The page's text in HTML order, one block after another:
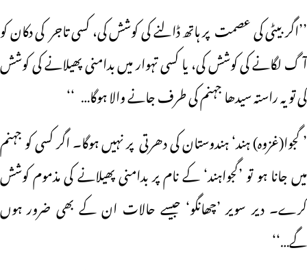
ـ’’اگر بیٹی کی عصمت پر ہاتھ ڈالنے کی کوشش کی، کسی تاجر کی دکان کو
آگ لگانے کی کوشش کی، یا کسی تہوار میں بدامنی پھیلانے کی کوشش
کی تو یہ راستہ سیدھا جہنم کی طرف جانے والا ہوگا… ‘‘
’ گجوا(غزوہ) ہند‘ ہندوستان کی دھرتی پر نہیں ہوگا۔ اگر کسی کو جہنم
میں جانا ہو تو ’گجواہند‘ کے نام پر بدامنی پھیلانے کی مذموم کوشش
کرے۔ دیر سویر ’چھانگو‘ جیسے حالات ان کے بھی ضرور ہوں
گے…‘‘